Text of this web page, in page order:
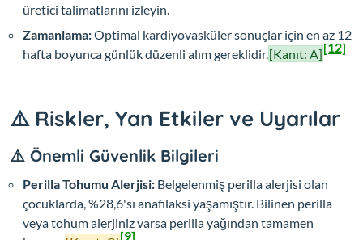
üretici talimatlarını izleyin.
Zamanlama:Optimal kardiyovasküler sonuçlar için en az 12
hafta boyunca günlük düzenli alım gereklidir.[Kanıt: A][12]
⚠️ Riskler, Yan Etkiler ve Uyarılar
⚠️ Önemli Güvenlik Bilgileri
Perilla Tohumu Alerjisi: Belgelenmiş perilla alerjisi olan
çocuklarda, %28,6'sı anafilaksi yaşamıştır. Bilinen perilla
veya tohum alerjiniz varsa perilla yağından tamamen
[9]